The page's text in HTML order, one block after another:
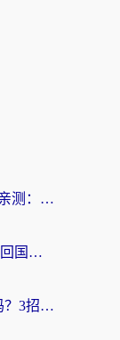
Mac翻墙回国免费？2026海外华人亲测：从CCTV5直播到国内APP，这样选加速器才靠谱
Proton VPN中国能用吗？海外党选回国加速器的避坑指南（附番茄加速器实测）
海外党必看：斧牛和Fly2CN好用吗？3招教你选对回国加速器（附免费试用攻略）